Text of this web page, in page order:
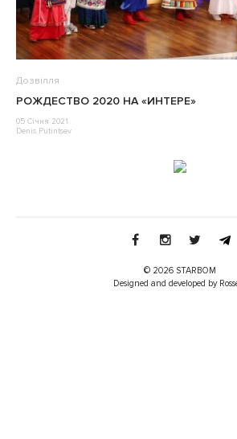
Дозвілля
РОЖДЕСТВО 2020 НА «ИНТЕРЕ»
05 Січня 2021
Denis Putintsev
© 2026 STARBOM
Designed and developed by